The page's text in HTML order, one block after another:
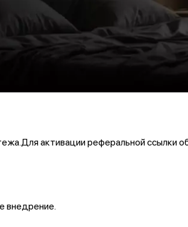
Для активации реферальной ссылки
внедрение.